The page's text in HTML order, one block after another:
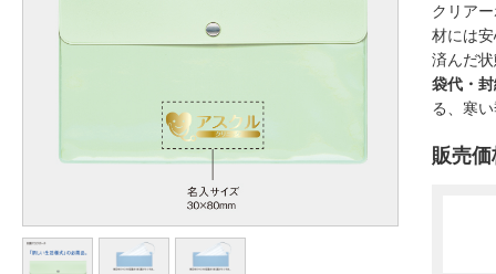
クリア
材には
済んだ
袋代・
る、寒
販売価